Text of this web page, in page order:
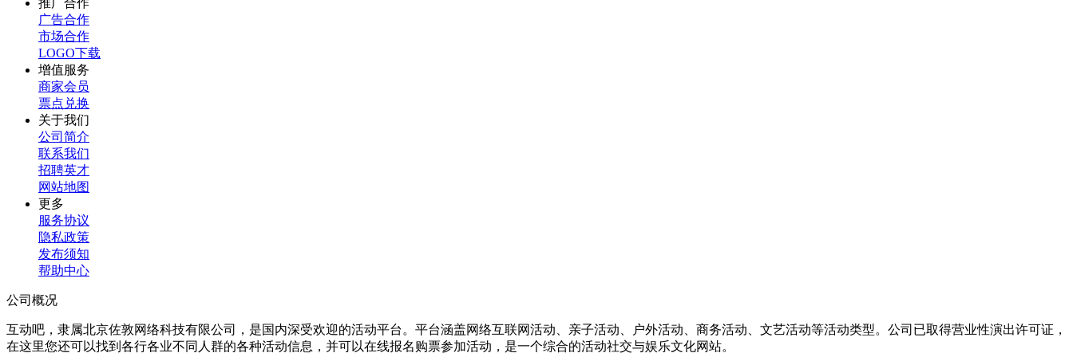
推广合作
广告合作
市场合作
LOGO下载
增值服务
商家会员
票点兑换
关于我们
公司简介
联系我们
招聘英才
网站地图
更多
服务协议
隐私政策
发布须知
帮助中心
公司概况
互动吧，隶属北京佐敦网络科技有限公司，是国内深受欢迎的活动平台。平台涵盖网络互联网活动、亲子活动、户外活动、商务活动、文艺活动等活动类型。公司已取得营业性演出许可证，
在这里您还可以找到各行各业不同人群的各种活动信息，并可以在线报名购票参加活动，是一个综合的活动社交与娱乐文化网站。